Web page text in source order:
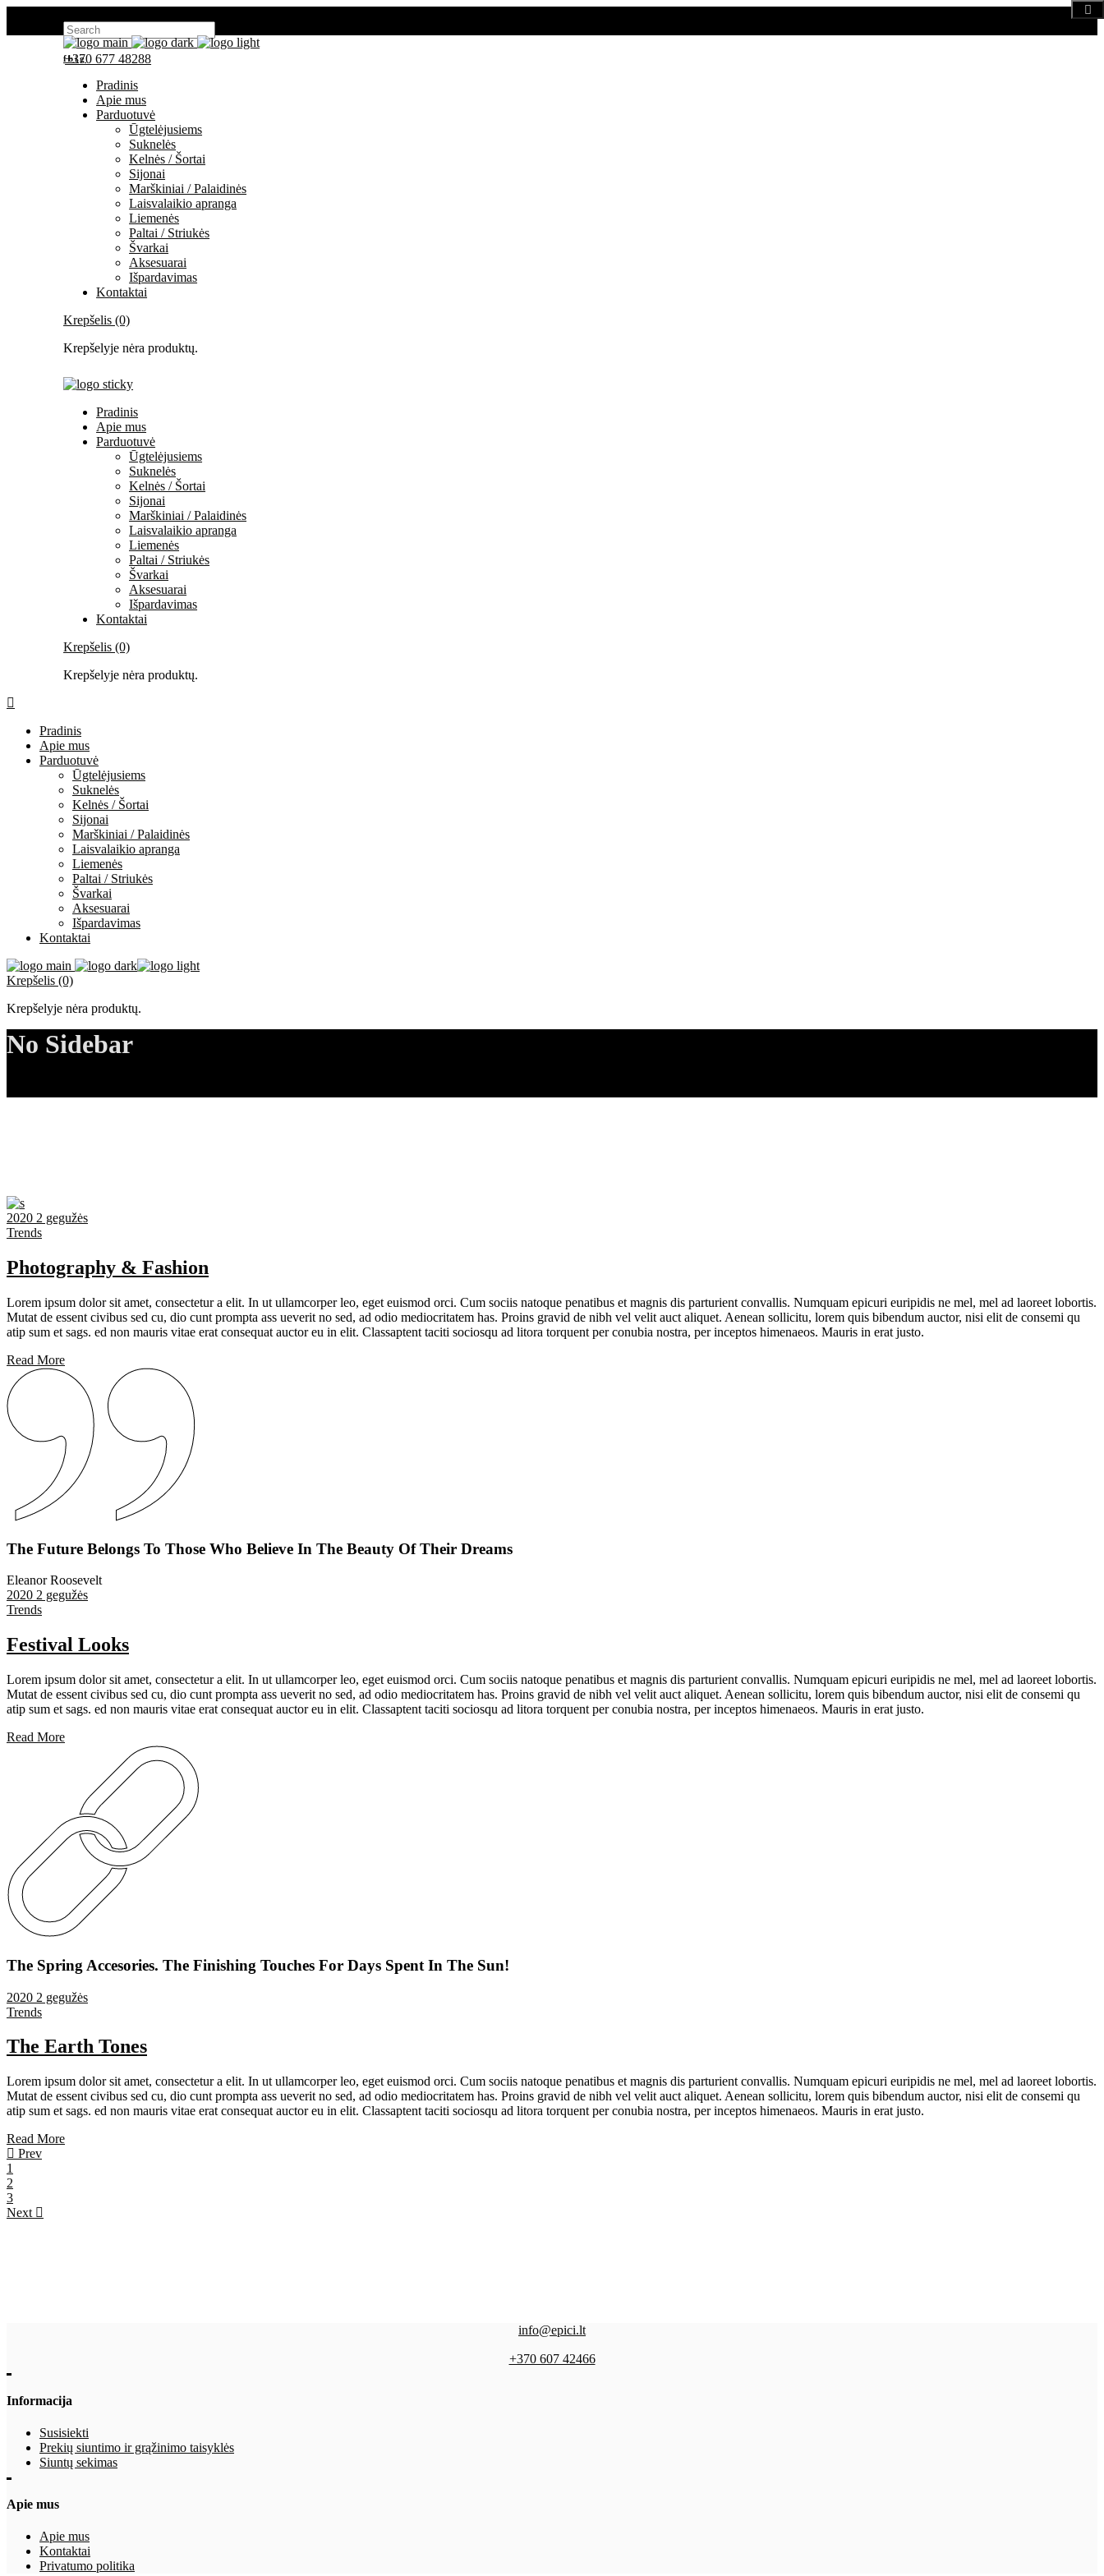
+370 677 48288
fbig
Pradinis
Apie mus
Parduotuvė
Ūgtelėjusiems
Suknelės
Kelnės / Šortai
Sijonai
Marškiniai / Palaidinės
Laisvalaikio apranga
Liemenės
Paltai / Striukės
Švarkai
Aksesuarai
Išpardavimas
Kontaktai
Krepšelis (0)
Krepšelyje nėra produktų.
Pradinis
Apie mus
Parduotuvė
Ūgtelėjusiems
Suknelės
Kelnės / Šortai
Sijonai
Marškiniai / Palaidinės
Laisvalaikio apranga
Liemenės
Paltai / Striukės
Švarkai
Aksesuarai
Išpardavimas
Kontaktai
Krepšelis (0)
Krepšelyje nėra produktų.
Pradinis
Apie mus
Parduotuvė
Ūgtelėjusiems
Suknelės
Kelnės / Šortai
Sijonai
Marškiniai / Palaidinės
Laisvalaikio apranga
Liemenės
Paltai / Striukės
Švarkai
Aksesuarai
Išpardavimas
Kontaktai
Krepšelis (0)
Krepšelyje nėra produktų.
No Sidebar
2020 2 gegužės
Trends
Photography & Fashion
Lorem ipsum dolor sit amet, consectetur a elit. In ut ullamcorper leo, eget euismod orci. Cum sociis natoque penatibus et magnis dis parturient convallis. Numquam epicuri euripidis ne mel, mel ad laoreet lobortis.
Mutat de essent civibus sed cu, dio cunt prompta ass ueverit no sed, ad odio mediocritatem has. Proins gravid de nibh vel velit auct aliquet. Aenean sollicitu, lorem quis bibendum auctor, nisi elit de consemi qu
atip sum et sags. ed non mauris vitae erat consequat auctor eu in elit. Classaptent taciti sociosqu ad litora torquent per conubia nostra, per inceptos himenaeos. Mauris in erat justo.
Read More
The Future Belongs To Those Who Believe In The Beauty Of Their Dreams
Eleanor Roosevelt
2020 2 gegužės
Trends
Festival Looks
Lorem ipsum dolor sit amet, consectetur a elit. In ut ullamcorper leo, eget euismod orci. Cum sociis natoque penatibus et magnis dis parturient convallis. Numquam epicuri euripidis ne mel, mel ad laoreet lobortis.
Mutat de essent civibus sed cu, dio cunt prompta ass ueverit no sed, ad odio mediocritatem has. Proins gravid de nibh vel velit auct aliquet. Aenean sollicitu, lorem quis bibendum auctor, nisi elit de consemi qu
atip sum et sags. ed non mauris vitae erat consequat auctor eu in elit. Classaptent taciti sociosqu ad litora torquent per conubia nostra, per inceptos himenaeos. Mauris in erat justo.
Read More
The Spring Accesories. The Finishing Touches For Days Spent In The Sun!
2020 2 gegužės
Trends
The Earth Tones
Lorem ipsum dolor sit amet, consectetur a elit. In ut ullamcorper leo, eget euismod orci. Cum sociis natoque penatibus et magnis dis parturient convallis. Numquam epicuri euripidis ne mel, mel ad laoreet lobortis.
Mutat de essent civibus sed cu, dio cunt prompta ass ueverit no sed, ad odio mediocritatem has. Proins gravid de nibh vel velit auct aliquet. Aenean sollicitu, lorem quis bibendum auctor, nisi elit de consemi qu
atip sum et sags. ed non mauris vitae erat consequat auctor eu in elit. Classaptent taciti sociosqu ad litora torquent per conubia nostra, per inceptos himenaeos. Mauris in erat justo.
Read More
Prev
1
2
3
Next
info@epici.lt
+370 607 42466
Informacija
Susisiekti
Prekių siuntimo ir grąžinimo taisyklės
Siuntų sekimas
Apie mus
Apie mus
Kontaktai
Privatumo politika